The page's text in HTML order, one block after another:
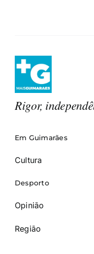
Rigor,
Em Guimarães
Cultura
Desporto
Opinião
Região